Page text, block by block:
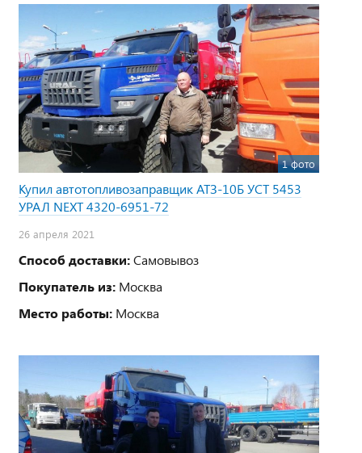
1 фото
Купил автотопливозаправщик АТЗ-10Б УСТ 5453
УРАЛ NEXT 4320-6951-72
26 апреля 2021
Способ доставки:Самовывоз
Покупатель из: Москва
Место работы: Москва